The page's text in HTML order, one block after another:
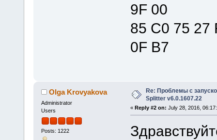
9F 00
85 C0 75 27
0F B7
Olga Krovyakova
Administrator
Users
Posts: 1222
Re: Проблемы с
Splitter v6.0.1607.22
« Reply #2 on: July 28, 2016,